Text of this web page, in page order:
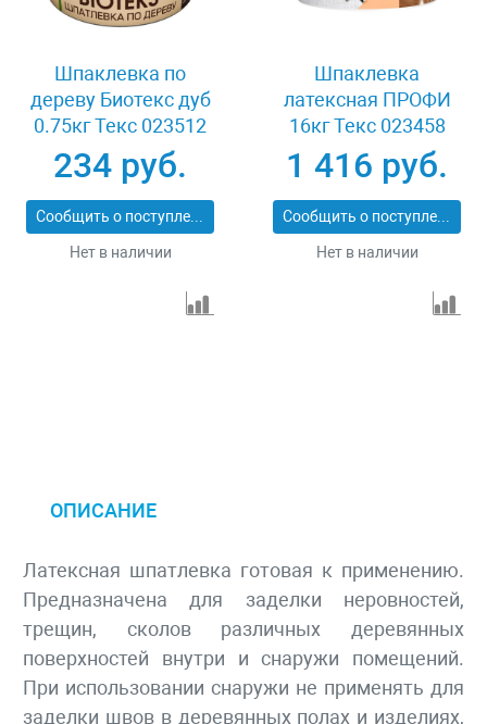
Шпаклевка по
дереву Биотекс дуб
0.75кг Текс 023512
234 руб.
Сообщить о поступлении
Нет в наличии
Шпаклевка
латексная ПРОФИ
16кг Текс 023458
1 416 руб.
Сообщить о поступлении
Нет в наличии
ОПИСАНИЕ
Латексная шпатлевка готовая к применению.
Предназначена для заделки неровностей,
трещин, сколов различных деревянных
поверхностей внутри и снаружи помещений.
При использовании снаружи не применять для
заделки швов в деревянных полах и изделиях,